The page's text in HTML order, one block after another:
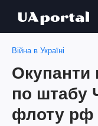
Війна в Україні
Окупанти
по штабу
флоту рф